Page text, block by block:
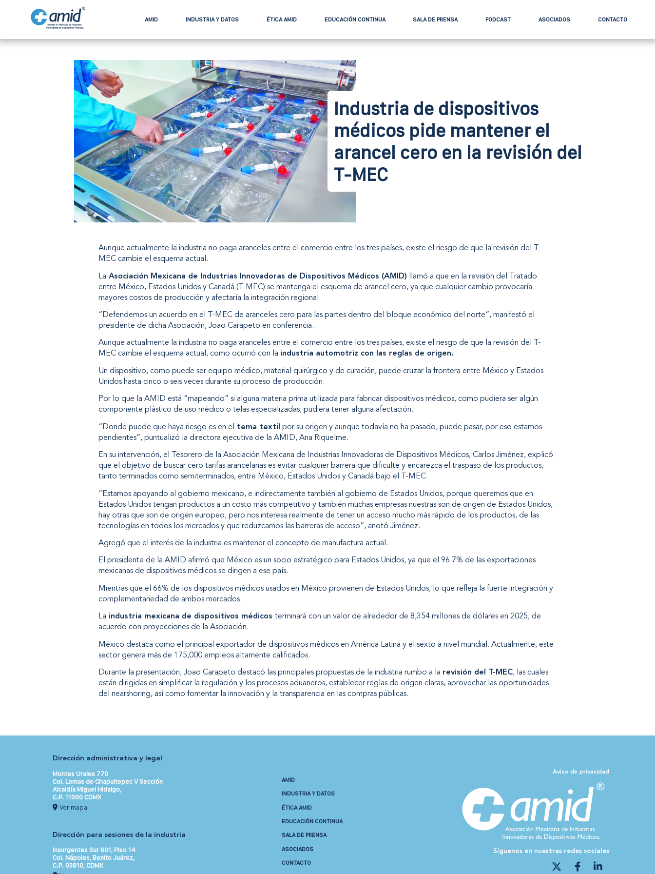
AMID INDUSTRIA Y DATOS ÉTICA AMID EDUCACIÓN CONTINUA SALA DE PRENSA PODCAST ASOCIADOS CONTACTO
Industria de dispositivos
médicos pide mantener el
arancel cero en la revisión del
T-MEC
Aunque actualmente la industria no paga aranceles entre el comercio entre los tres países, existe el riesgo de que la revisión del T-
MEC cambie el esquema actual.
La Asociación Mexicana de Industrias Innovadoras de Dispositivos Médicos (AMID) llamó a que en la revisión del Tratado
entre México, Estados Unidos y Canadá (T-MEC) se mantenga el esquema de arancel cero, ya que cualquier cambio provocaría
mayores costos de producción y afectaría la integración regional.
“Defendemos un acuerdo en el T-MEC de aranceles cero para las partes dentro del bloque económico del norte”, manifestó el
presidente de dicha Asociación, Joao Carapeto en conferencia.
Aunque actualmente la industria no paga aranceles entre el comercio entre los tres países, existe el riesgo de que la revisión del T-
MEC cambie el esquema actual, como ocurrió con la industria automotriz con las reglas de origen.
Un dispositivo, como puede ser equipo médico, material quirúrgico y de curación, puede cruzar la frontera entre México y Estados
Unidos hasta cinco o seis veces durante su proceso de producción.
Por lo que la AMID está “mapeando” si alguna materia prima utilizada para fabricar dispositivos médicos, como pudiera ser algún
componente plástico de uso médico o telas especializadas, pudiera tener alguna afectación.
“Donde puede que haya riesgo es en el tema textil por su origen y aunque todavía no ha pasado, puede pasar, por eso estamos
pendientes”, puntualizó la directora ejecutiva de la AMID, Ana Riquelme.
En su intervención, el Tesorero de la Asociación Mexicana de Industrias Innovadoras de Dispositivos Médicos, Carlos Jiménez, explicó
que el objetivo de buscar cero tarifas arancelarias es evitar cualquier barrera que dificulte y encarezca el traspaso de los productos,
tanto terminados como semiterminados, entre México, Estados Unidos y Canadá bajo el T-MEC.
“Estamos apoyando al gobierno mexicano, e indirectamente también al gobierno de Estados Unidos, porque queremos que en
Estados Unidos tengan productos a un costo más competitivo y también muchas empresas nuestras son de origen de Estados Unidos,
hay otras que son de origen europeo, pero nos interesa realmente de tener un acceso mucho más rápido de los productos, de las
tecnologías en todos los mercados y que reduzcamos las barreras de acceso”, anotó Jiménez.
Agregó que el interés de la industria es mantener el concepto de manufactura actual.
El presidente de la AMID afirmó que México es un socio estratégico para Estados Unidos, ya que el 96.7% de las exportaciones
mexicanas de dispositivos médicos se dirigen a ese país.
Mientras que el 66% de los dispositivos médicos usados en México provienen de Estados Unidos, lo que refleja la fuerte integración y
complementariedad de ambos mercados.
La industria mexicana de dispositivos médicos terminará con un valor de alrededor de 8,354 millones de dólares en 2025, de
acuerdo con proyecciones de la Asociación.
México destaca como el principal exportador de dispositivos médicos en América Latina y el sexto a nivel mundial. Actualmente, este
sector genera más de 175,000 empleos altamente calificados.
Durante la presentación, Joao Carapeto destacó las principales propuestas de la industria rumbo a la revisión del T-MEC, las cuales
están dirigidas en simplificar la regulación y los procesos aduaneros, establecer reglas de origen claras, aprovechar las oportunidades
del nearshoring, así como fomentar la innovación y la transparencia en las compras públicas.
Dirección administrativa y legal
Montes Urales 770
Col. Lomas de Chapultepec V Sección
Alcaldía Miguel Hidalgo,
C.P. 11000 CDMX
Ver mapa
Dirección para sesiones de la industria
Insurgentes Sur 601, Piso 14
Col. Nápoles, Benito Juárez,
C.P. 03810, CDMX
AMID
INDUSTRIA Y DATOS
ÉTICA AMID
EDUCACIÓN CONTINUA
SALA DE PRENSA
ASOCIADOS
CONTACTO
Aviso de privacidad
Síguenos en nuestras redes sociales